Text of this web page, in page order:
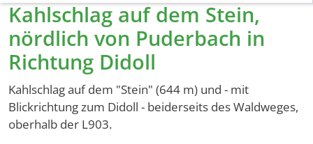
Kahlschlag auf dem Stein,
nördlich von Puderbach in
Richtung Didoll
Kahlschlag auf dem "Stein" (644 m) und - mit
Blickrichtung zum Didoll - beiderseits des Waldweges,
oberhalb der L903.